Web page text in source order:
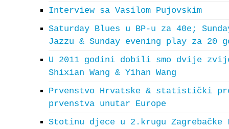
Interview sa Vasilom Pujovskim
Saturday Blues u BP-u za 40e;
Jazzu & Sunday evening play za 20
U 2011 godini dobili smo dvije
Shixian Wang & Yihan Wang
Prvenstvo Hrvatske & statistički
prvenstva unutar Europe
Stotinu djece u 2.krugu Zagrebačke